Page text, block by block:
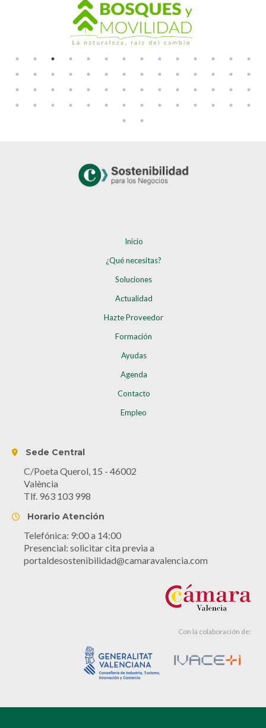
Inicio
¿Qué necesitas?
Soluciones
Actualidad
Hazte Proveedor
Formación
Ayudas
Agenda
Contacto
Empleo
Sede Central
C/Poeta Querol, 15 - 46002
València
Tlf. 963 103 998
Horario Atención
Telefónica: 9:00 a 14:00
Presencial: solicitar cita previa a
portaldesostenibilidad@camaravalencia.com
Con la colaboración de: